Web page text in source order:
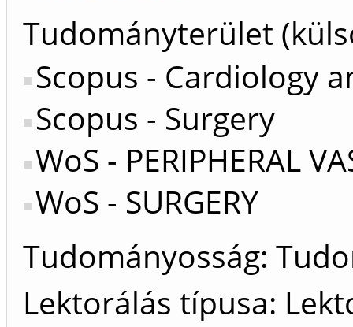
Tudományterület
Scopus - Cardiology
Scopus - Surgery
WoS - PERIPHERAL
WoS - SURGERY
Tudományosság:
Lektorálás típusa: